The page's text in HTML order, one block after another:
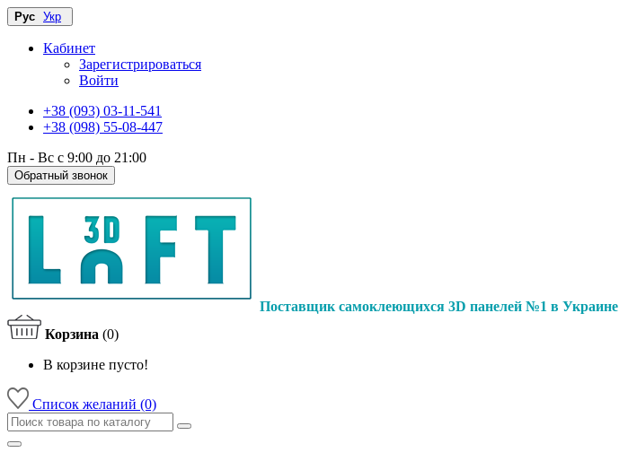
Рус Укр
Кабинет
Зарегистрироваться
Войти
+38 (093) 03-11-541
+38 (098) 55-08-447
Пн - Вс с 9:00 до 21:00
Обратный звонок
Поставщик самоклеющихся 3D панелей №1 в Украине
Корзина (0)
В корзине пусто!
Список желаний (0)